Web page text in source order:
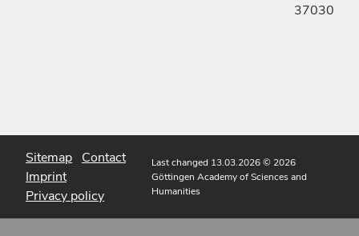
37030
Sitemap Contact
Imprint
Privacy policy
Last changed 13.03.2026© 2026
Göttingen Academy of Sciences and
Humanities